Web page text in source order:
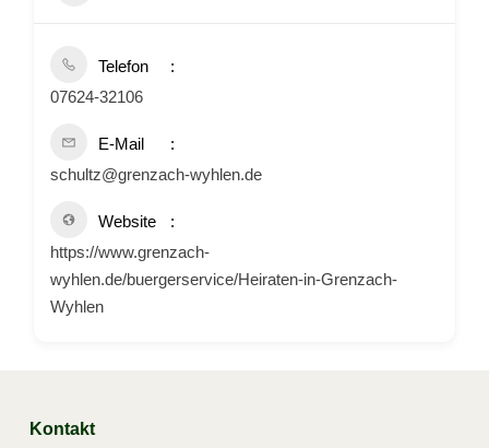
Telefon
07624-32106
E-Mail
schultz@grenzach-wyhlen.de
Website
https://www.grenzach-
wyhlen.de/buergerservice/Heiraten-in-Grenzach-
Wyhlen
Kontakt